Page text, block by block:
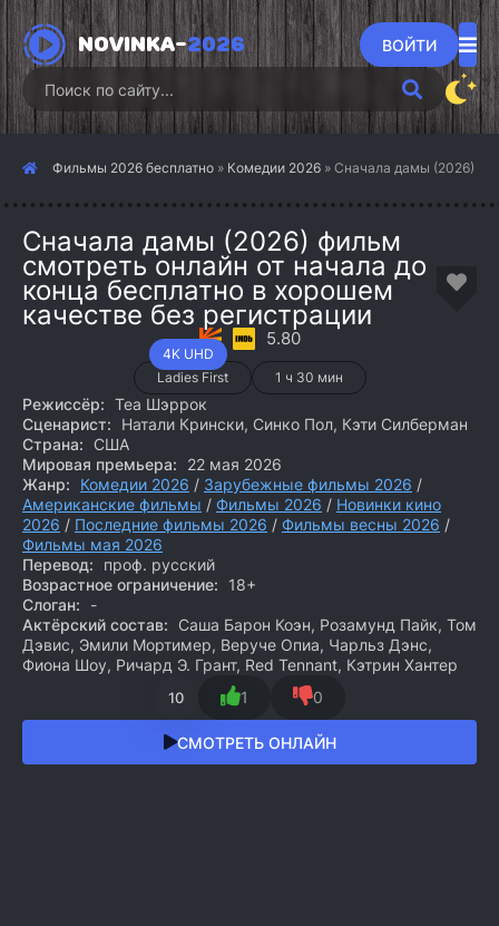
NOVINKA-2026 ВОЙТИ
Фильмы 2026 бесплатно » Комедии 2026 » Сначала дамы (2026)
Сначала дамы (2026) фильм
смотреть онлайн от начала до
конца бесплатно в хорошем
качестве без регистрации
4K UHD
5.80
Ladies First 1 ч 30 мин
Режиссёр: Теа Шэррок
Сценарист:
Натали Крински, Синко Пол, Кэти Силберман
Страна:
США
Мировая премьера:
22 мая 2026
Жанр:
Комедии 2026 / Зарубежные фильмы 2026 /
Американские фильмы / Фильмы 2026 / Новинки кино
2026 / Последние фильмы 2026 / Фильмы весны 2026 /
Фильмы мая 2026
Перевод:
проф. русский
Возрастное ограничение:
18+
Слоган:
-
Актёрский состав:
Саша Барон Коэн, Розамунд Пайк, Том
Дэвис, Эмили Мортимер, Веруче Опиа, Чарльз Дэнс,
Фиона Шоу, Ричард Э. Грант, Red Tennant, Кэтрин Хантер
10 1 0
СМОТРЕТЬ ОНЛАЙН